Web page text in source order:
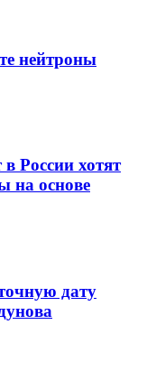
нейтроны
России хотят
на основе
дату